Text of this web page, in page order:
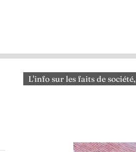
L'info sur les faits de société,